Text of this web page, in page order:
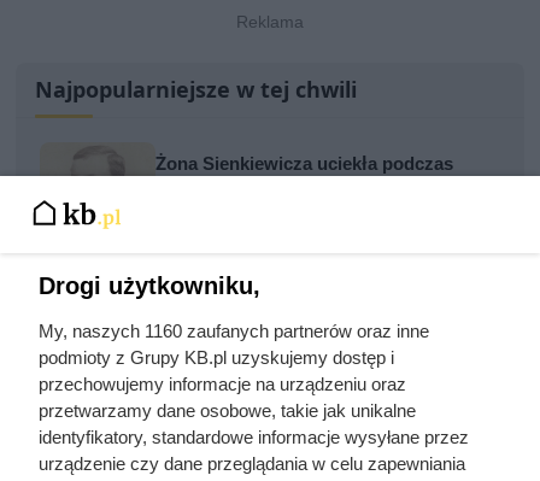
Najpopularniejsze w tej chwili
Żona Sienkiewicza uciekła podczas
Najgorsza noc poślubna w dziejach
Nie harówka była najgorsza. Prawdziwy
koszmar chłopek zaczynał się po
zamknięciu drzwi domu
Drogi użytkowniku,
My, naszych 1160 zaufanych partnerów oraz inne
podmioty z Grupy KB.pl uzyskujemy dostęp i
przechowujemy informacje na urządzeniu oraz
przetwarzamy dane osobowe, takie jak unikalne
identyfikatory, standardowe informacje wysyłane przez
urządzenie czy dane przeglądania w celu zapewniania